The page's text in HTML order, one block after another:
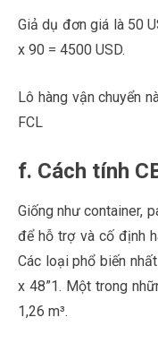
Giả dụ đơn giá là 50
x 90 = 4500 USD.
Lô hàng vận chuyển
FCL
f. Cách tính
Giống như container,
để hỗ trợ và cố định
Các loại phổ biến
x 48”1. Một trong
1,26 m³.